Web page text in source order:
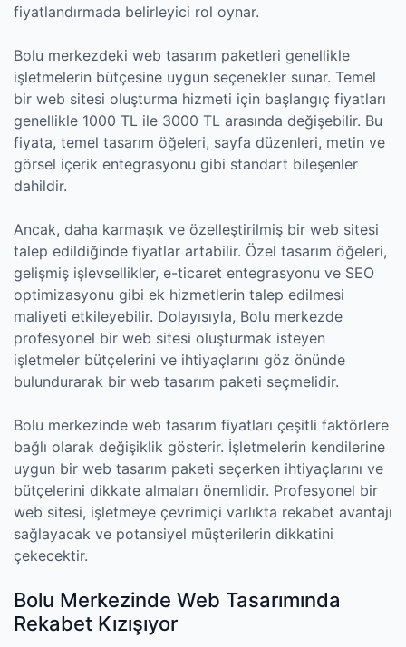
fiyatlandırmada belirleyici rol oynar.
Bolu merkezdeki web tasarım paketleri genellikle
işletmelerin bütçesine uygun seçenekler sunar. Temel
bir web sitesi oluşturma hizmeti için başlangıç ​​fiyatları
genellikle 1000 TL ile 3000 TL arasında değişebilir. Bu
fiyata, temel tasarım öğeleri, sayfa düzenleri, metin ve
görsel içerik entegrasyonu gibi standart bileşenler
dahildir.
Ancak, daha karmaşık ve özelleştirilmiş bir web sitesi
talep edildiğinde fiyatlar artabilir. Özel tasarım öğeleri,
gelişmiş işlevsellikler, e-ticaret entegrasyonu ve SEO
optimizasyonu gibi ek hizmetlerin talep edilmesi
maliyeti etkileyebilir. Dolayısıyla, Bolu merkezde
profesyonel bir web sitesi oluşturmak isteyen
işletmeler bütçelerini ve ihtiyaçlarını göz önünde
bulundurarak bir web tasarım paketi seçmelidir.
Bolu merkezinde web tasarım fiyatları çeşitli faktörlere
bağlı olarak değişiklik gösterir. İşletmelerin kendilerine
uygun bir web tasarım paketi seçerken ihtiyaçlarını ve
bütçelerini dikkate almaları önemlidir. Profesyonel bir
web sitesi, işletmeye çevrimiçi varlıkta rekabet avantajı
sağlayacak ve potansiyel müşterilerin dikkatini
çekecektir.
Bolu Merkezinde Web Tasarımında
Rekabet Kızışıyor